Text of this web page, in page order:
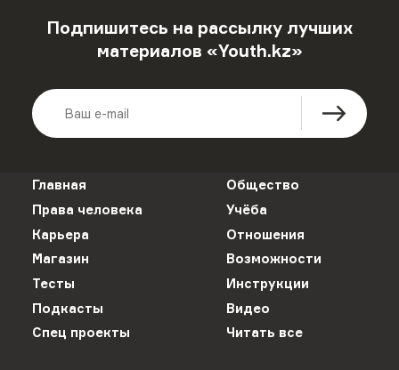
Подпишитесь на рассылку лучших
материалов «Youth.kz»
Главная
Общество
Права человека
Учёба
Карьера
Отношения
Магазин
Возможности
Тесты
Инструкции
Подкасты
Видео
Спец проекты
Читать все